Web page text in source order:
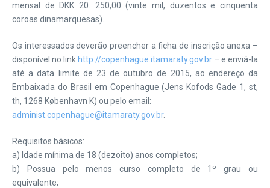
mensal de DKK 20. 250,00 (vinte mil, duzentos e cinquenta
coroas dinamarquesas).
Os interessados deverão preencher a ficha de inscrição anexa –
disponível no link http://copenhague.itamaraty.gov.br – e enviá-la
até a data limite de 23 de outubro de 2015, ao endereço da
Embaixada do Brasil em Copenhague (Jens Kofods Gade 1, st,
th, 1268 København K) ou pelo email:
administ.copenhague@itamaraty.gov.br.
Requisitos básicos:
a) Idade mínima de 18 (dezoito) anos completos;
b) Possua pelo menos curso completo de 1º grau ou
equivalente;